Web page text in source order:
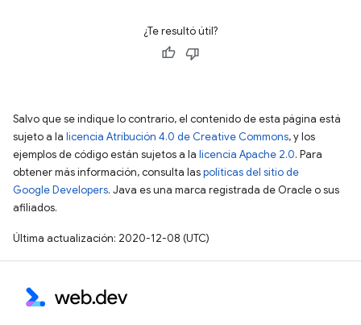
¿Te resultó útil?
Salvo que se indique lo contrario, el contenido de esta página está
sujeto a la licencia Atribución 4.0 de Creative Commons, y los
ejemplos de código están sujetos a la licencia Apache 2.0. Para
obtener más información, consulta laspolíticas del sitio de
Google Developers. Java es una marca registrada de Oracle o sus
afiliados.
Última actualización: 2020-12-08 (UTC)